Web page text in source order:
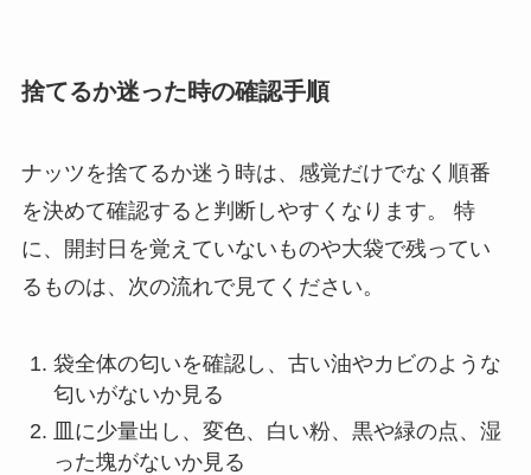
捨てるか迷った時の確認手順
ナッツを捨てるか迷う時は、感覚だけでなく順番
を決めて確認すると判断しやすくなります。 特
に、開封日を覚えていないものや大袋で残ってい
るものは、次の流れで見てください。
袋全体の匂いを確認し、古い油やカビのような
匂いがないか見る
皿に少量出し、変色、白い粉、黒や緑の点、湿
った塊がないか見る